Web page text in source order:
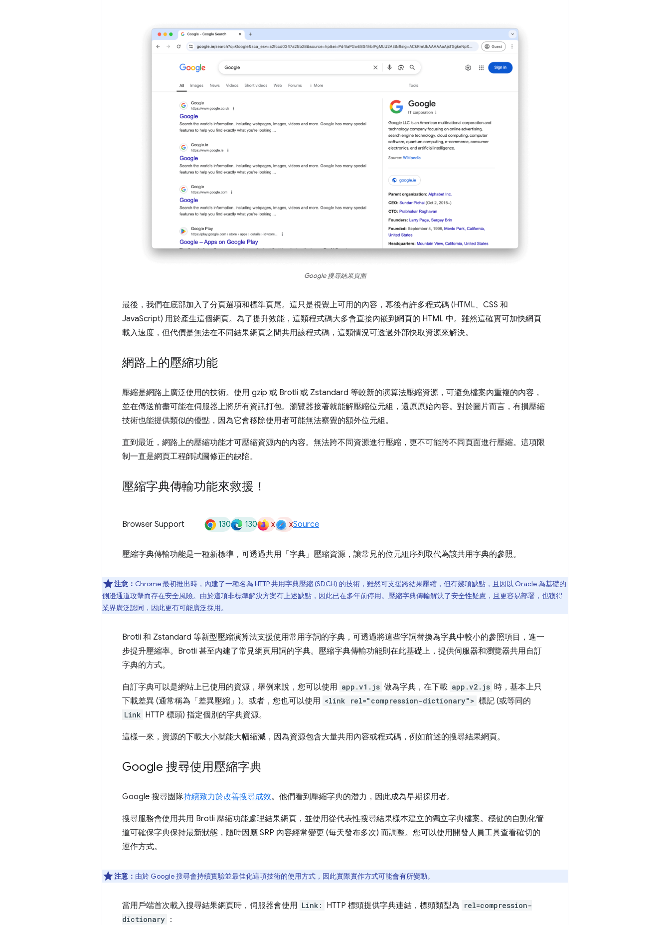
Google 搜尋結果頁面
最後，我們在底部加入了分頁選項和標準頁尾。這只是視覺上可用的內容，幕後有許多程式碼 (HTML、CSS 和
JavaScript) 用於產生這個網頁。為了提升效能，這類程式碼大多會直接內嵌到網頁的 HTML 中。雖然這確實可加快網頁
載入速度，但代價是無法在不同結果網頁之間共用該程式碼，這類情況可透過外部快取資源來解決。
網路上的壓縮功能
壓縮是網路上廣泛使用的技術。使用 gzip 或 Brotli 或 Zstandard 等較新的演算法壓縮資源，可避免檔案內重複的內容，
並在傳送前盡可能在伺服器上將所有資訊打包。瀏覽器接著就能解壓縮位元組，還原原始內容。對於圖片而言，有損壓縮
技術也能提供類似的優點，因為它會移除使用者可能無法察覺的額外位元組。
直到最近，網路上的壓縮功能才可壓縮資源內的內容。無法跨不同資源進行壓縮，更不可能跨不同頁面進行壓縮。這項限
制一直是網頁工程師試圖修正的缺陷。
壓縮字典傳輸功能來救援！
Browser Support 130 130 x xSource
壓縮字典傳輸功能是一種新標準，可透過共用「字典」 壓縮資源，讓常見的位元組序列取代為該共用字典的參照。
注意： Chrome 最初推出時，內建了一種名為 HTTP 共用字典壓縮 (SDCH) 的技術，雖然可支援跨結果壓縮，但有幾項缺點，且因以 Oracle 為基礎的
側邊通道攻擊而存在安全風險。由於這項非標準解決方案有上述缺點，因此已在多年前停用。壓縮字典傳輸解決了安全性疑慮，且更容易部署，也獲得
業界廣泛認同，因此更有可能廣泛採用。
Brotli 和 Zstandard 等新型壓縮演算法支援使用常用字詞的字典，可透過將這些字詞替換為字典中較小的參照項目，進一
步提升壓縮率。Brotli 甚至內建了常見網頁用詞的字典。壓縮字典傳輸功能則在此基礎上，提供伺服器和瀏覽器共用自訂
字典的方式。
自訂字典可以是網站上已使用的資源，舉例來說，您可以使用 app.v1.js 做為字典，在下載 app.v2.js 時，基本上只
下載差異 (通常稱為「差異壓縮」)。或者，您也可以使用 <link rel="compression-dictionary"> 標記 (或等同的
Link HTTP 標頭) 指定個別的字典資源。
這樣一來，資源的下載大小就能大幅縮減，因為資源包含大量共用內容或程式碼，例如前述的搜尋結果網頁。
Google 搜尋使用壓縮字典
Google 搜尋團隊持續致力於改善搜尋成效。他們看到壓縮字典的潛力，因此成為早期採用者。
搜尋服務會使用共用 Brotli 壓縮功能處理結果網頁，並使用從代表性搜尋結果樣本建立的獨立字典檔案。穩健的自動化管
道可確保字典保持最新狀態，隨時因應 SRP 內容經常變更 (每天發布多次) 而調整。您可以使用開發人員工具查看確切的
運作方式。
注意： 由於 Google 搜尋會持續實驗並最佳化這項技術的使用方式，因此實際實作方式可能會有所變動。
當用戶端首次載入搜尋結果網頁時，伺服器會使用 Link: HTTP 標頭提供字典連結，標頭類型為 rel=compression-
dictionary ：